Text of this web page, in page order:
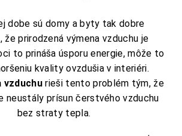
dobe sú domy a byty tak dobre
že prirodzená výmena vzduchu je
to prináša úsporu energie, môže to
kvality ovzdušia v interiéri.
vzduchu rieši tento problém tým, že
neustály prísun čerstvého vzduchu
bez straty tepla.